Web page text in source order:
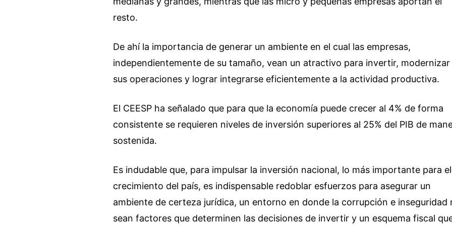
resto.
De ahí la importancia de generar un ambiente en el cual las empresas,
independientemente de su tamaño, vean un atractivo para invertir, modernizar
sus operaciones y lograr integrarse eficientemente a la actividad productiva.
El CEESP ha señalado que para que la economía puede crecer al 4% de forma
consistente se requieren niveles de inversión superiores al 25% del PIB de
sostenida.
Es indudable que, para impulsar la inversión nacional, lo más importante para el
crecimiento del país, es indispensable redoblar esfuerzos para asegurar un
ambiente de certeza jurídica, un entorno en donde la corrupción e inseguridad
sean factores que determinen las decisiones de invertir y un esquema fiscal